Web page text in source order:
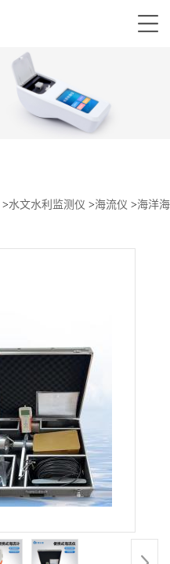
>水文水利监测仪 >海流仪 >海洋海